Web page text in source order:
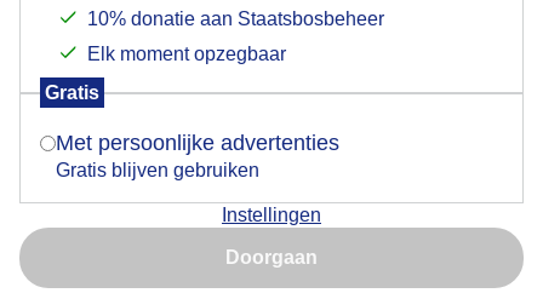
10% donatie aan Staatsbosbeheer
Elk moment opzegbaar
Gratis
Met persoonlijke advertenties
Gratis blijven gebruiken
Instellingen
Doorgaan
vanmiddag in Colijnsplaat (Zeeland)
Door: Vivian Kramer
verschijnt er zo een pop-up uit je browser waarin
Is goed, toon de popup
Nu niet, misschien later